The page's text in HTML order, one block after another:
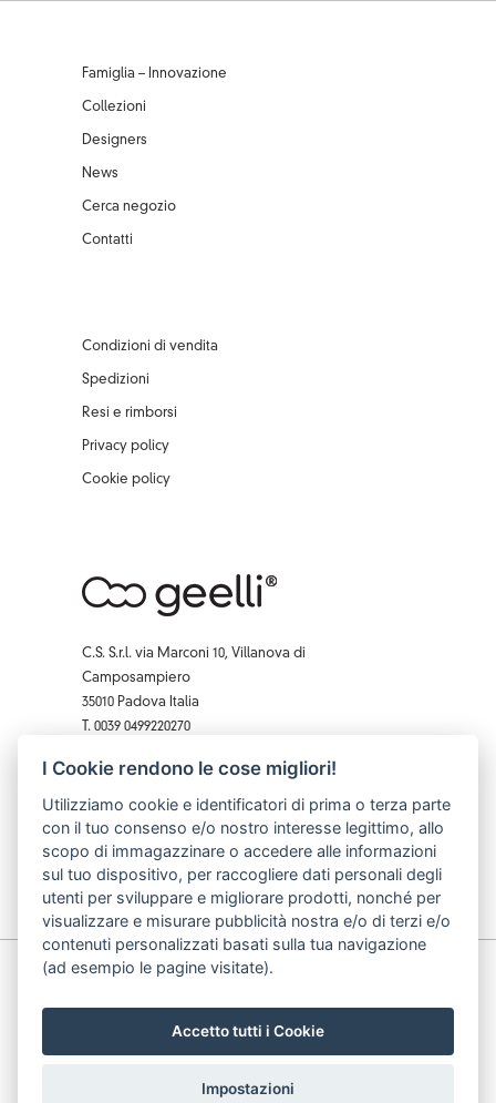
Famiglia – Innovazione
Collezioni
Designers
News
Cerca negozio
Contatti
Condizioni di vendita
Spedizioni
Resi e rimborsi
Privacy policy
Cookie policy
C.S. S.r.l. via Marconi 10, Villanova di
Camposampiero
35010 Padova Italia
T. 0039 0499220270
Facebook
Instagram
X Pinterest
YouTube
© C.S. S.r.l. p.iva: 03740490283 cod. fiscale: 03740490283
I Cookie rendono le cose migliori!
Utilizziamo cookie e identificatori di prima o terza parte
con il tuo consenso e/o nostro interesse legittimo, allo
scopo di immagazzinare o accedere alle informazioni
sul tuo dispositivo, per raccogliere dati personali degli
utenti per sviluppare e migliorare prodotti, nonché per
visualizzare e misurare pubblicità nostra e/o di terzi e/o
contenuti personalizzati basati sulla tua navigazione
(ad esempio le pagine visitate).
Accetto tutti i Cookie
Impostazioni